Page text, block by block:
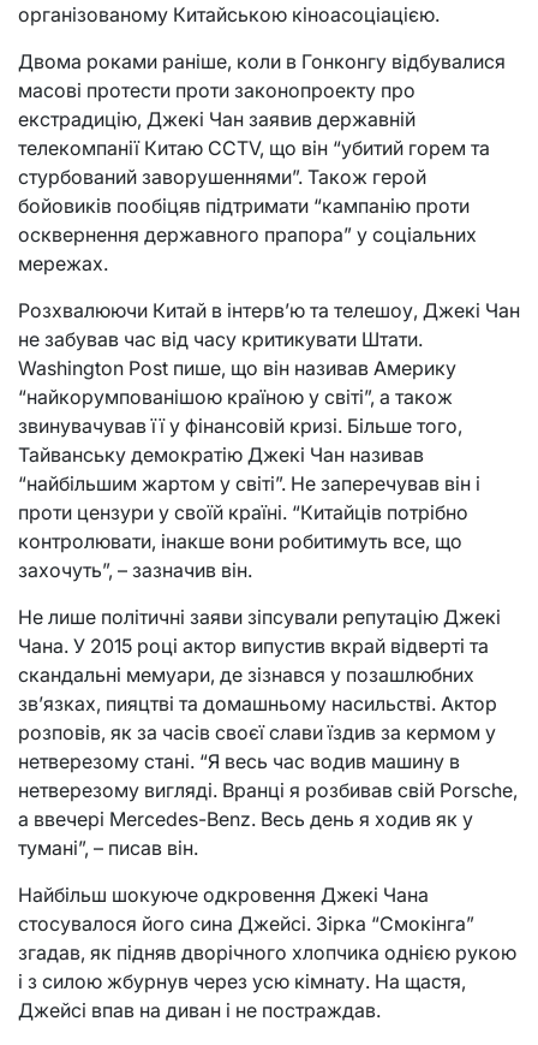
організованому Китайською кіноасоціацією.
Двома роками раніше, коли в Гонконгу відбувалися
масові протести проти законопроекту про
екстрадицію, Джекі Чан заявив державній
телекомпанії Китаю CCTV, що він “убитий горем та
стурбований заворушеннями”. Також герой
бойовиків пообіцяв підтримати “кампанію проти
осквернення державного прапора” у соціальних
мережах.
Розхвалюючи Китай в інтерв’ю та телешоу, Джекі Чан
не забував час від часу критикувати Штати.
Washington Post пише, що він називав Америку
“найкорумпованішою країною у світі”, а також
звинувачував її у фінансовій кризі. Більше того,
Тайванську демократію Джекі Чан називав
“найбільшим жартом у світі”. Не заперечував він і
проти цензури у своїй країні. “Китайців потрібно
контролювати, інакше вони робитимуть все, що
захочуть”, – зазначив він.
Не лише політичні заяви зіпсували репутацію Джекі
Чана. У 2015 році актор випустив вкрай відверті та
скандальні мемуари, де зізнався у позашлюбних
зв’язках, пияцтві та домашньому насильстві. Актор
розповів, як за часів своєї слави їздив за кермом у
нетверезому стані. “Я весь час водив машину в
нетверезому вигляді. Вранці я розбивав свій Porsche,
а ввечері Mercedes-Benz. Весь день я ходив як у
тумані”, – писав він.
Найбільш шокуюче одкровення Джекі Чана
стосувалося його сина Джейсі. Зірка “Смокінга”
згадав, як підняв дворічного хлопчика однією рукою
і з силою жбурнув через усю кімнату. На щастя,
Джейсі впав на диван і не постраждав.